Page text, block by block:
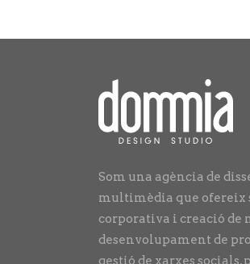
Som una agència de
multimèdia que ofereix
corporativa i creació de
desenvolupament de
gestió de xarxes socials,